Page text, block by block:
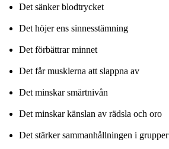
Det sänker blodtrycket
Det höjer ens sinnesstämning
Det förbättrar minnet
Det får musklerna att slappna av
Det minskar smärtnivån
Det minskar känslan av rädsla och oro
Det stärker sammanhållningen i grupper